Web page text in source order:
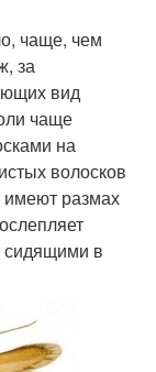
чаще, чем
за
вид
чаще
на
волосков
имеют размах
сидящими в